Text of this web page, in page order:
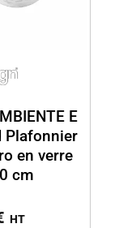
E
Plafonnier
en verre
cm
HT